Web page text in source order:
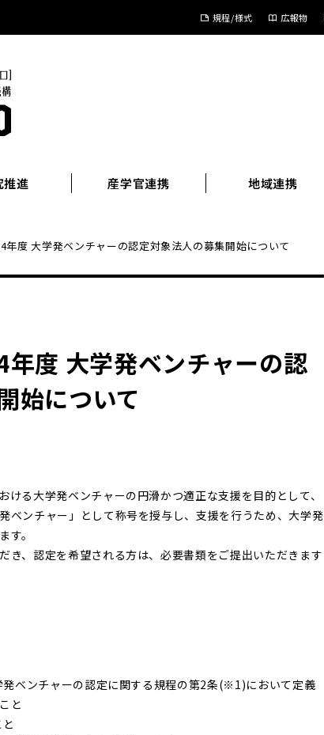
広報物
規程/様式
推進 産学官連携 地域連携
4年度 大学発ベンチャーの認定対象法人の募集開始について
年度 大学発ベンチャーの認
始について
る大学発ベンチャーの円滑かつ適正な支援を目的として、
ベンチャー」として称号を授与し、支援を行うため、大学発
す。
き、認定を希望される方は、必要書類をご提出いただきます
ベンチャーの認定に関する規程の第2条(※1)において定義
と